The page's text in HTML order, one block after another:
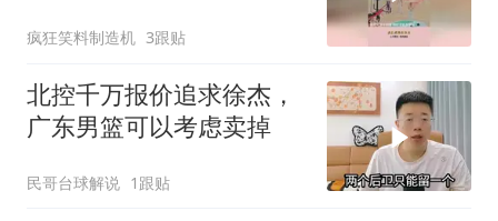
疯狂笑料制造机 3跟贴
北控千万报价追求徐杰，
广东男篮可以考虑卖掉
民哥台球解说 1跟贴